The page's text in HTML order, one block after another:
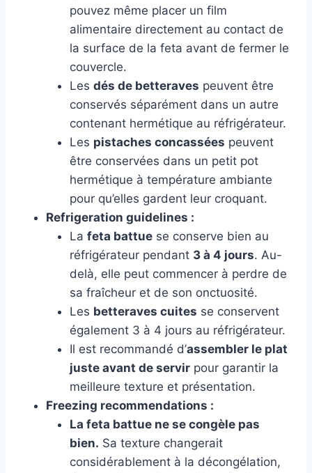
pouvez même placer un film
alimentaire directement au contact de
la surface de la feta avant de fermer le
couvercle.
Les dés de betteraves peuvent être
conservés séparément dans un autre
contenant hermétique au réfrigérateur.
Les pistaches concassées peuvent
être conservées dans un petit pot
hermétique à température ambiante
pour qu’elles gardent leur croquant.
Refrigeration guidelines :
La feta battue se conserve bien au
réfrigérateur pendant 3 à 4 jours. Au-
delà, elle peut commencer à perdre de
sa fraîcheur et de son onctuosité.
Les betteraves cuites se conservent
également 3 à 4 jours au réfrigérateur.
Il est recommandé d’assembler le plat
juste avant de servir pour garantir la
meilleure texture et présentation.
Freezing recommendations :
La feta battue ne se congèle pas
bien. Sa texture changerait
considérablement à la décongélation,